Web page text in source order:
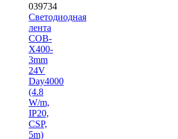
039734
Светодиодная
лента
COB-
X400-
3mm
24V
Day4000
(4.8
W/m,
IP20,
CSP,
5m)